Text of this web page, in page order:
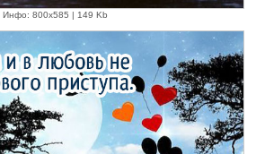
Инфо: 800х585 | 149 Kb